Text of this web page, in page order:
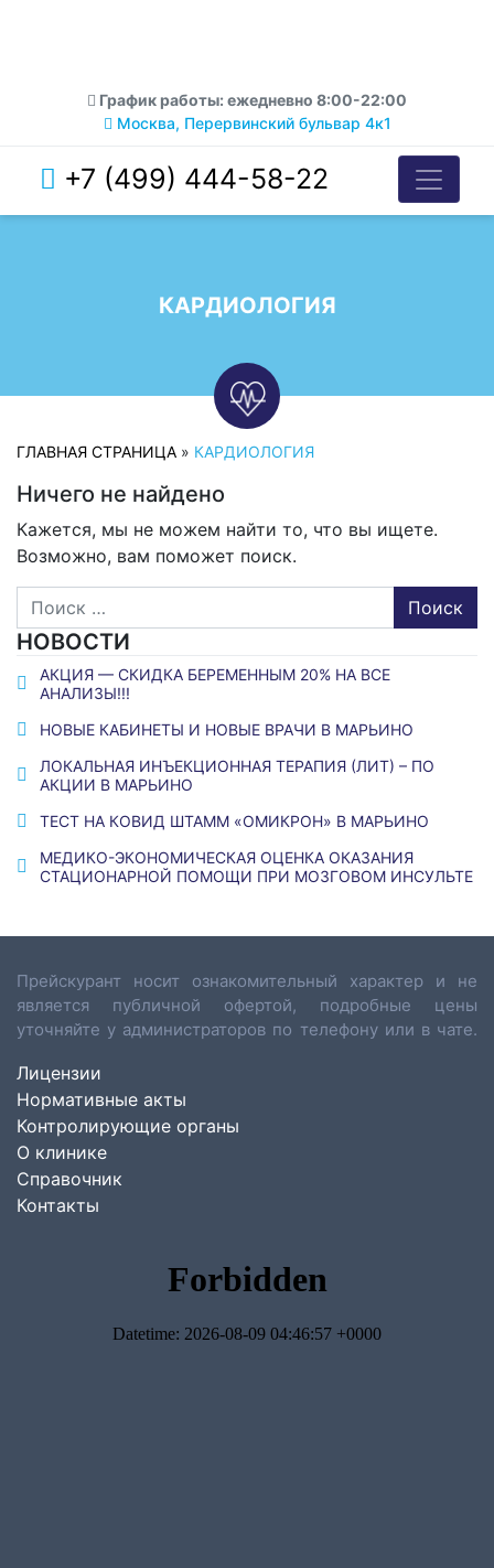
График работы: ежедневно 8:00-22:00
Москва, Перервинский бульвар 4к1
+7 (499) 444-58-22
КАРДИОЛОГИЯ
ГЛАВНАЯ СТРАНИЦА » КАРДИОЛОГИЯ
Ничего не найдено
Кажется, мы не можем найти то, что вы ищете.
Возможно, вам поможет поиск.
Поиск
НОВОСТИ
АКЦИЯ — СКИДКА БЕРЕМЕННЫМ 20% НА ВСЕ
АНАЛИЗЫ!!!
НОВЫЕ КАБИНЕТЫ И НОВЫЕ ВРАЧИ В МАРЬИНО
ЛОКАЛЬНАЯ ИНЪЕКЦИОННАЯ ТЕРАПИЯ (ЛИТ) – ПО
АКЦИИ В МАРЬИНО
ТЕСТ НА КОВИД ШТАММ «ОМИКРОН» В МАРЬИНО
МЕДИКО-ЭКОНОМИЧЕСКАЯ ОЦЕНКА ОКАЗАНИЯ
СТАЦИОНАРНОЙ ПОМОЩИ ПРИ МОЗГОВОМ ИНСУЛЬТЕ
Прейскурант носит ознакомительный характер и не
является публичной офертой, подробные цены
уточняйте у администраторов по телефону или в чате.
Лицензии
Нормативные акты
Контролирующие органы
О клинике
Справочник
Контакты